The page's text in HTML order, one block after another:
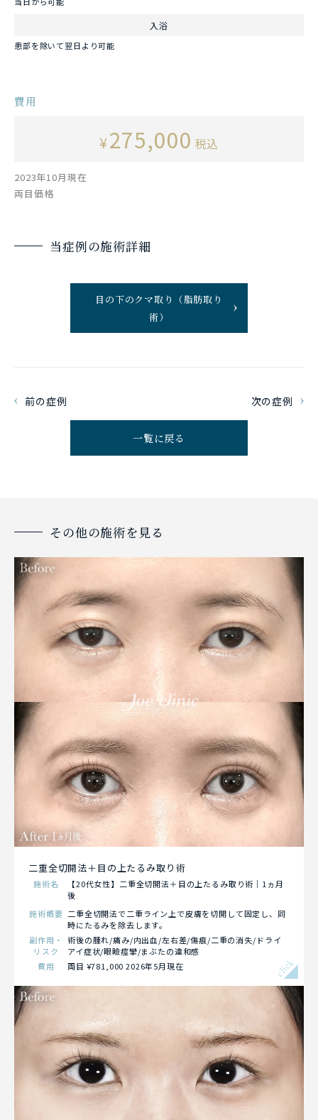
入浴
患部を除いて翌日より可能
費用
¥275,000 税込
2023年10月現在
両目価格
当症例の施術詳細
目の下のクマ取り（脂肪取り
術）
前の症例 次の症例
一覧に戻る
その他の施術を見る
二重全切開法＋目の上たるみ取り術
施術名
【20代女性】二重全切開法＋目の上たるみ取り術｜1ヵ月
後
施術概要 二重全切開法で二重ライン上で皮膚を切開して固定し、同
時にたるみを除去します。
副作用・
リスク
術後の腫れ/痛み/内出血/左右差/傷痕/二重の消失/ドライ
アイ症状/眼瞼痙攣/まぶたの違和感
費用
両目 ¥781,000 2026年5月現在 click